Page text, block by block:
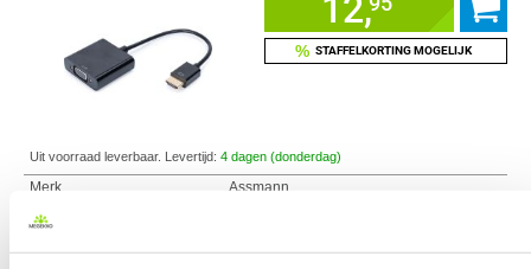
12,
% STAFFELKORTING MOGELIJK
Uit voorraad leverbaar. Levertijd: 4 dagen (donderdag)
Merk
Assmann
VGA